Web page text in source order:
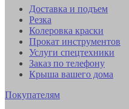
Доставка и подъем
Резка
Колеровка краски
Прокат инструментов
Услуги спецтехники
Заказ по телефону
Крыша вашего дома
Покупателям